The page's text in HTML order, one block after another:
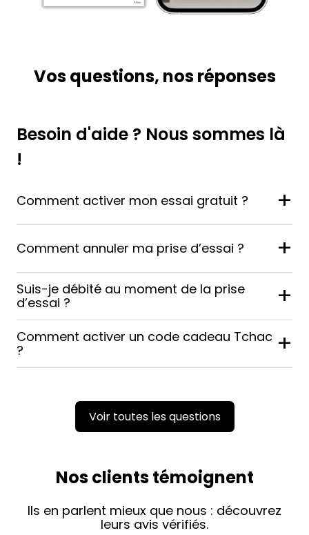
Vos questions, nos réponses
Besoin d'aide ? Nous sommes là
!
Comment activer mon essai gratuit ? +
Comment annuler ma prise d’essai ? +
Suis-je débité au moment de la prise
d’essai ?
+
Comment activer un code cadeau Tchac
?
+
Voir toutes les questions
Nos clients témoignent
Ils en parlent mieux que nous : découvrez
leurs avis vérifiés.